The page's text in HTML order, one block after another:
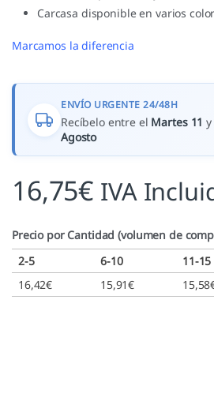
Carcasa disponible en varios
Marcamos la diferencia
ENVÍO URGENTE 24/48H
Recíbelo entre el Martes 11
Agosto
16,75€ IVA
Precio por Cantidad (volumen de
2-5
6-10 11-15
16,42€ 15,91€ 15,58